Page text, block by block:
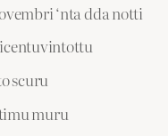
‘nta dda notti
scuru
muru